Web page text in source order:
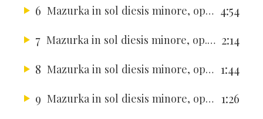
6
Mazurka in sol diesis minore, op.33 n.4 4:54
7
Mazurka in sol diesis minore, op.33 n.3 2:14
8
Mazurka in sol diesis minore, op.33 n.2 1:44
9
Mazurka in sol diesis minore, op.33 n.1 1:26